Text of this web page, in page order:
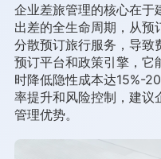
企业差旅管理的核心在于
出差的全生命周期，从预
分散预订旅行服务，导致
预订平台和政策引擎，它
时降低隐性成本达15%-
率提升和风险控制，建议
管理优势。